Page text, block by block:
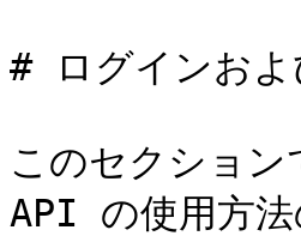
# ログインおよ
このセクション
API の使用方法